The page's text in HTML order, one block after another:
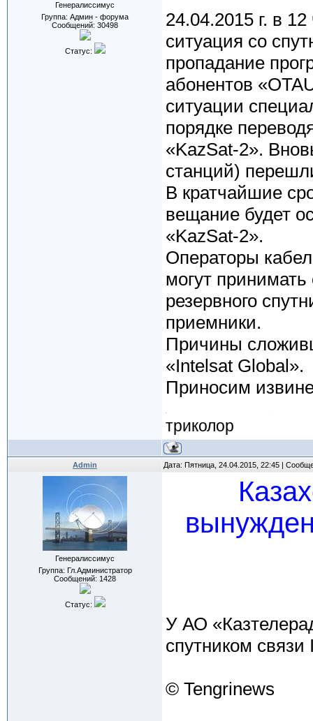
Генералиссимус
Группа: Админ - форума
Сообщений: 30498
Статус:
24.04.2015 г. в
ситуация со
пропадание
абонентов
ситуации
порядке
«KazSat-2».
станций)
В кратчайшие
вещание будет
«KazSat-2».
Операторы
могут
резервного
приемники.
Причины
«Intelsat Global».
Приносим
триколор
Admin Дата: Пятница, 24.04.2015, 22:45 |
Генералиссимус
Группа: Гл.Администратор
Сообщений: 1428
Статус:
У АО
спутником
© Tengrinews